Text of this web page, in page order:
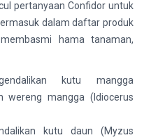
pertanyaan Confidor untuk
dalam daftar produk
hama tanaman,
kutu mangga
wereng mangga (Idiocerus
kutu daun (Myzus